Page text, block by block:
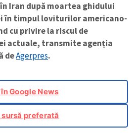
Iran după moartea ghidului
în timpul loviturilor americano-
cu privire la riscul de
actuale, transmite agenția
deAgerpres.
în Google News
sursă preferată